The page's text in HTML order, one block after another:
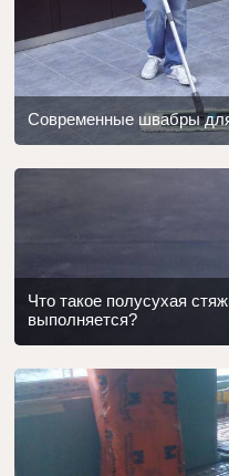
Современные швабры
Что такое полусухая
выполняется?